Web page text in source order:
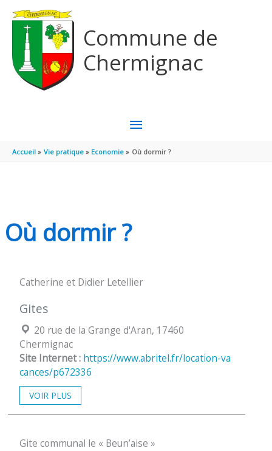
Commune de
Chermignac
MENU
PRINCIPAL
Accueil Vie pratique Economie Où dormir ?
Où dormir ?
Catherine et Didier Letellier
Gites
Localisation :
20 rue de la Grange d'Aran, 17460
Chermignac
Site Internet : https://www.abritel.fr/location-va
cances/p672336
VOIR PLUS
Gite communal le « Beun’aise »